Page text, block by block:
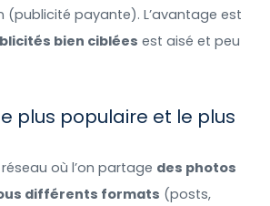
(publicité payante). L’avantage est
bien ciblées est aisé et peu
plus populaire et le plus
où l’on partage des photos
différents formats (posts,